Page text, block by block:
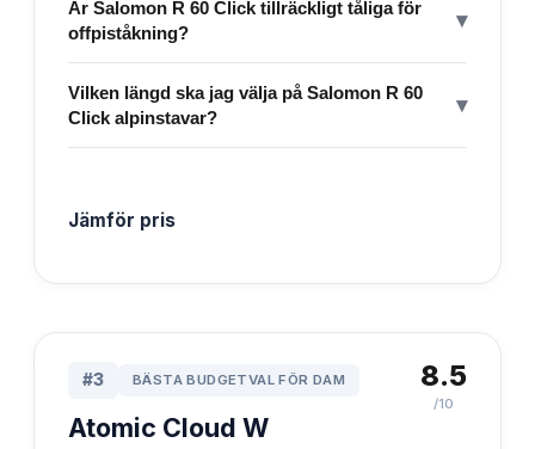
Är Salomon R 60 Click tillräckligt tåliga för
offpiståkning?
▾
Vilken längd ska jag välja på Salomon R 60
Click alpinstavar?
▾
Jämför pris
#3 BÄSTA BUDGETVAL FÖR DAM
Atomic Cloud W
8.5
/10